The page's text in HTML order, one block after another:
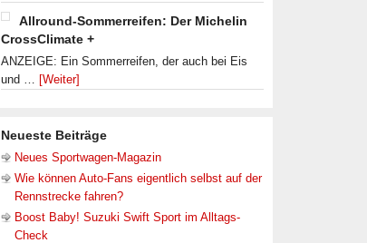
Allround-Sommerreifen: Der Michelin
CrossClimate +
ANZEIGE: Ein Sommerreifen, der auch bei Eis
und … [Weiter]
Neueste Beiträge
Neues Sportwagen-Magazin
Wie können Auto-Fans eigentlich selbst auf der
Rennstrecke fahren?
Boost Baby! Suzuki Swift Sport im Alltags-
Check